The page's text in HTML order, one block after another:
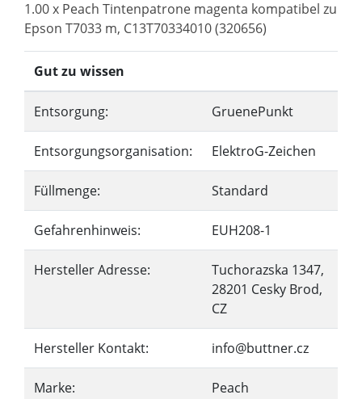
1.00 x Peach Tintenpatrone magenta kompatibel zu
Epson T7033 m, C13T70334010 (320656)
Gut zu wissen
Entsorgung: GruenePunkt
Entsorgungsorganisation: ElektroG-Zeichen
Füllmenge: Standard
Gefahrenhinweis: EUH208-1
Hersteller Adresse:
Tuchorazska 1347,
28201 Cesky Brod,
CZ
Hersteller Kontakt: info@buttner.cz
Marke: Peach